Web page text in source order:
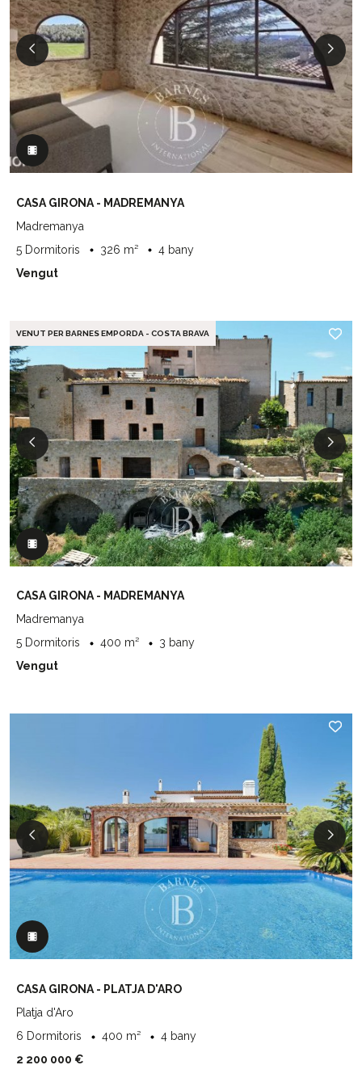
CASA GIRONA - MADREMANYA
Madremanya
5 Dormitoris
326 m²
4 bany
Vengut
VENUT PER BARNES EMPORDA - COSTA BRAVA
CASA GIRONA - MADREMANYA
Madremanya
5 Dormitoris
400 m²
3 bany
Vengut
CASA GIRONA - PLATJA D'ARO
Platja d'Aro
6 Dormitoris
400 m²
4 bany
2 200 000 €